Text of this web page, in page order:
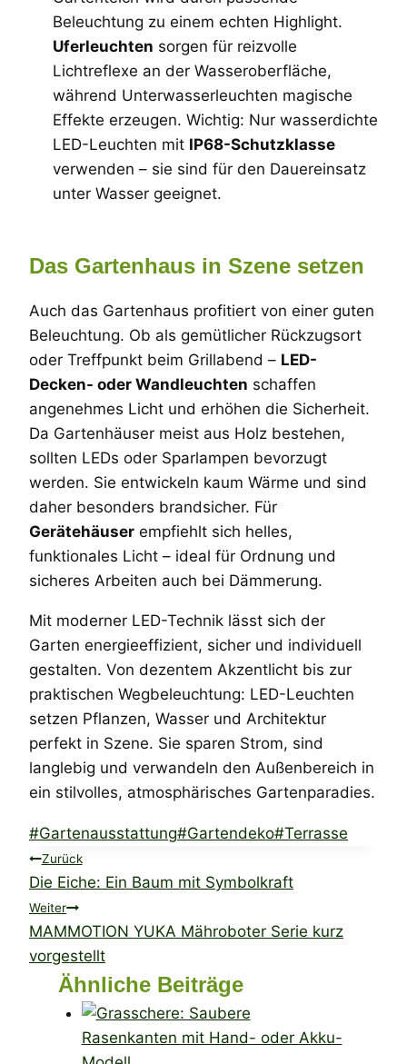
Beleuchtung zu einem echten Highlight.
Uferleuchten sorgen für reizvolle
Lichtreflexe an der Wasseroberfläche,
während Unterwasserleuchten magische
Effekte erzeugen. Wichtig: Nur wasserdichte
LED-Leuchten mit IP68-Schutzklasse
verwenden – sie sind für den Dauereinsatz
unter Wasser geeignet.
Das Gartenhaus in Szene setzen
Auch das Gartenhaus profitiert von einer guten
Beleuchtung. Ob als gemütlicher Rückzugsort
oder Treffpunkt beim Grillabend – LED-
Decken- oder Wandleuchten schaffen
angenehmes Licht und erhöhen die Sicherheit.
Da Gartenhäuser meist aus Holz bestehen,
sollten LEDs oder Sparlampen bevorzugt
werden. Sie entwickeln kaum Wärme und sind
daher besonders brandsicher. Für
Gerätehäuser empfiehlt sich helles,
funktionales Licht – ideal für Ordnung und
sicheres Arbeiten auch bei Dämmerung.
Mit moderner LED-Technik lässt sich der
Garten energieeffizient, sicher und individuell
gestalten. Von dezentem Akzentlicht bis zur
praktischen Wegbeleuchtung: LED-Leuchten
setzen Pflanzen, Wasser und Architektur
perfekt in Szene. Sie sparen Strom, sind
langlebig und verwandeln den Außenbereich in
ein stilvolles, atmosphärisches Gartenparadies.
Schlagworte:
#Gartenausstattung#Gartendeko#Terrasse
Beitragsnavigation
Zurück
Die Eiche: Ein Baum mit Symbolkraft
Weiter
MAMMOTION YUKA Mähroboter Serie kurz
vorgestellt
Ähnliche Beiträge